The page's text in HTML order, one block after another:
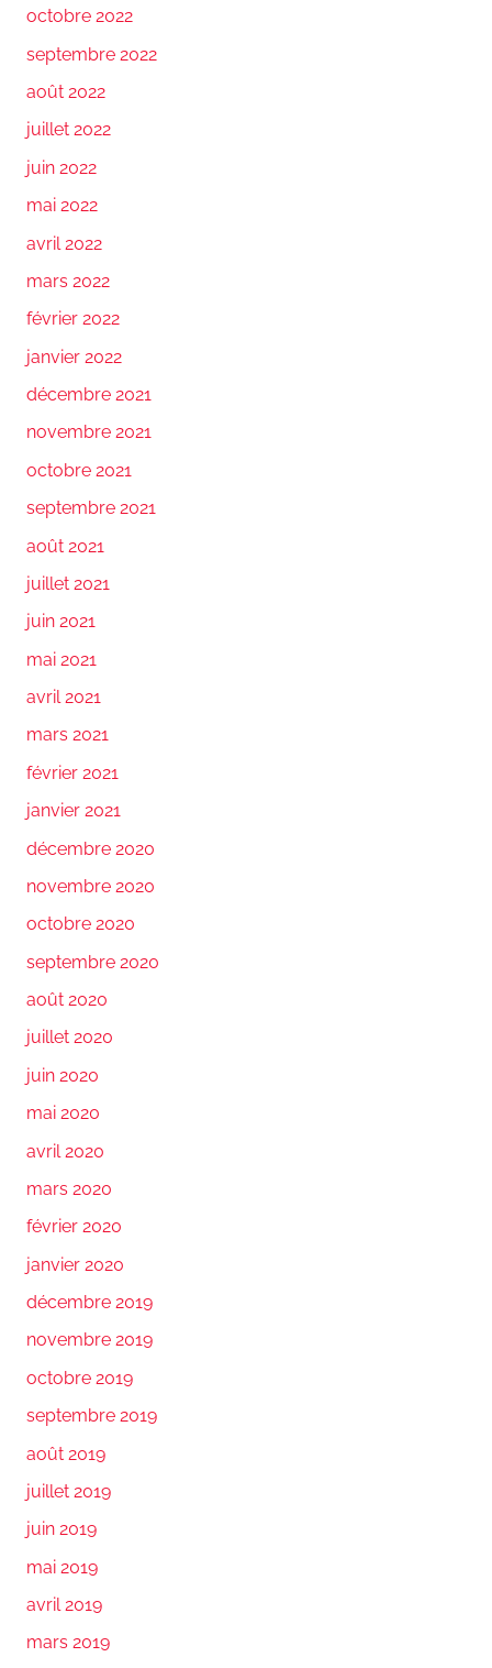
octobre 2022
septembre 2022
août 2022
juillet 2022
juin 2022
mai 2022
avril 2022
mars 2022
février 2022
janvier 2022
décembre 2021
novembre 2021
octobre 2021
septembre 2021
août 2021
juillet 2021
juin 2021
mai 2021
avril 2021
mars 2021
février 2021
janvier 2021
décembre 2020
novembre 2020
octobre 2020
septembre 2020
août 2020
juillet 2020
juin 2020
mai 2020
avril 2020
mars 2020
février 2020
janvier 2020
décembre 2019
novembre 2019
octobre 2019
septembre 2019
août 2019
juillet 2019
juin 2019
mai 2019
avril 2019
mars 2019